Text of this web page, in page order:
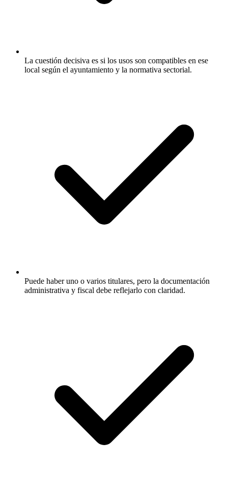
La cuestión decisiva es si los usos son compatibles en ese
local según el ayuntamiento y la normativa sectorial.
Puede haber uno o varios titulares, pero la documentación
administrativa y fiscal debe reflejarlo con claridad.